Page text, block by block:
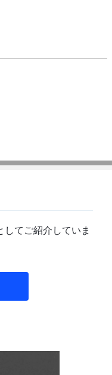
てご紹介していま